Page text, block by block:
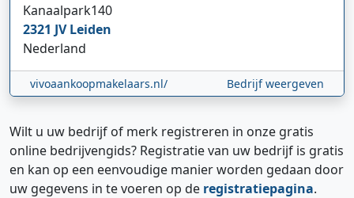
Kanaalpark140
2321 JVLeiden
Nederland
vivoaankoopmakelaars.nl/ Bedrijf weergeven
Wilt u uw bedrijf of merk registreren in onze gratis
online bedrijvengids? Registratie van uw bedrijf is gratis
en kan op een eenvoudige manier worden gedaan door
uw gegevens in te voeren op de registratiepagina.